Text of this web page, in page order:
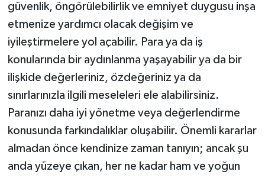
güvenlik, öngörülebilirlik ve emniyet duygusu inşa
etmenize yardımcı olacak değişim ve
iyileştirmelere yol açabilir. Para ya da iş
konularında bir aydınlanma yaşayabilir ya da bir
ilişkide değerleriniz, özdeğeriniz ya da
sınırlarınızla ilgili meseleleri ele alabilirsiniz.
Paranızı daha iyi yönetme veya değerlendirme
konusunda farkındalıklar oluşabilir. Önemli kararlar
almadan önce kendinize zaman tanıyın; ancak şu
anda yüzeye çıkan, her ne kadar ham ve yoğun